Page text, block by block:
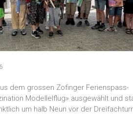
dem grossen Zofinger Ferienspass-
Modellelflug» ausgewählt und
um halb Neun vor der